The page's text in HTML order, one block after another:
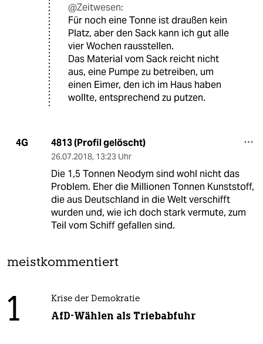
@Zeitwesen:
Für noch eine Tonne ist draußen kein
Platz, aber den Sack kann ich gut alle
vier Wochen rausstellen.
Das Material vom Sack reicht nicht
aus, eine Pumpe zu betreiben, um
einen Eimer, den ich im Haus haben
wollte, entsprechend zu putzen.
4G 4813 (Profil gelöscht)
26.07.2018, 13:23 Uhr
Die 1,5 Tonnen Neodym sind wohl nicht das
Problem. Eher die Millionen Tonnen Kunststoff,
die aus Deutschland in die Welt verschifft
wurden und, wie ich doch stark vermute, zum
Teil vom Schiff gefallen sind.
meistkommentiert
1 Krise der Demokratie
AfD-Wählen als Triebabfuhr